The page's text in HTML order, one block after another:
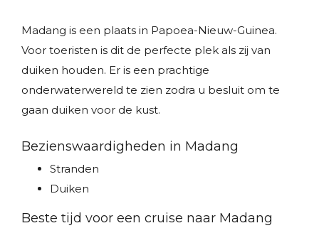
Madang is een plaats in Papoea-Nieuw-Guinea.
Voor toeristen is dit de perfecte plek als zij van
duiken houden. Er is een prachtige
onderwaterwereld te zien zodra u besluit om te
gaan duiken voor de kust.
Bezienswaardigheden in Madang
Stranden
Duiken
Beste tijd voor een cruise naar Madang